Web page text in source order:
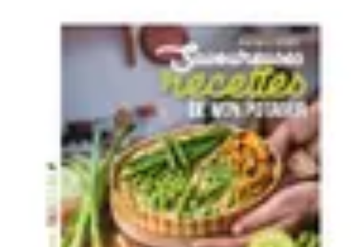
Préparation et TechniquesAstuces et conseilsRecettes et
Santé et Nutrition Choix des Fruits de Mer